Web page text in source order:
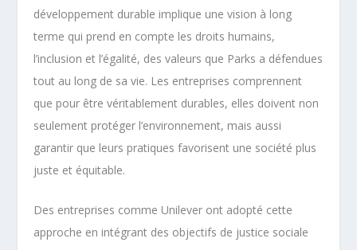
développement durable implique une vision à long
terme qui prend en compte les droits humains,
l’inclusion et l’égalité, des valeurs que Parks a défendues
tout au long de sa vie. Les entreprises comprennent
que pour être véritablement durables, elles doivent non
seulement protéger l’environnement, mais aussi
garantir que leurs pratiques favorisent une société plus
juste et équitable.
Des entreprises comme Unilever ont adopté cette
approche en intégrant des objectifs de justice sociale